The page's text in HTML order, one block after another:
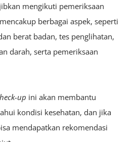
mengikuti pemeriksaan
berbagai aspek, seperti
berat badan, tes penglihatan,
darah, serta pemeriksaan
up ini akan membantu
kondisi kesehatan, dan jika
mendapatkan rekomendasi